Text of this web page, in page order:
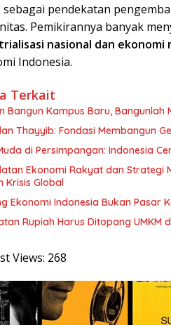
sebagai pendekatan
Pemikirannya banyak
nasional dan ekonomi
Indonesia.
Terkait
Bangun Kampus Baru, Bangunlah
Thayyib: Fondasi Membangun
di Persimpangan: Indonesia
Ekonomi Rakyat dan Strategi
Krisis Global
Ekonomi Indonesia Bukan Pasar
Rupiah Harus Ditopang UMKM
Views: 268